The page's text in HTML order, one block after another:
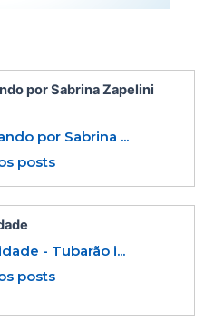
por Sabrina Zapelini
por Sabrina ...
posts
- Tubarão i...
posts